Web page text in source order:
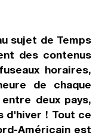
sujet de Temps
des contenus
horaires,
de chaque
deux pays,
d'hiver ! Tout ce
Américain est